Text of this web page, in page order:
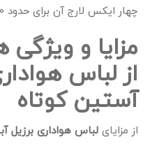
چهار ایکس لارج آن برای حدود 100 کیلو مناسب می باشد
مزایا و
از لباس
آستین کوتاه
از مزایایلباس هواداری برزیل